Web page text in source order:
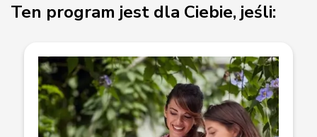
Ten program jest dla Ciebie, jeśli: